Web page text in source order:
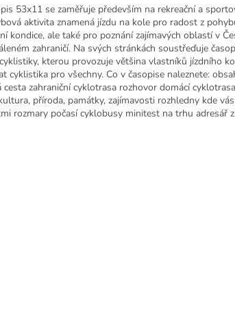
53x11 se zaměřuje především na rekreační a
aktivita znamená jízdu na kole pro radost z
kondice, ale také pro poznání zajímavých oblastí v
zahraničí. Na svých stránkách soustřeďuje
kterou provozuje většina vlastníků jízdního
cyklistika pro všechny. Co v časopise naleznete:
cesta zahraniční cyklotrasa rozhovor domácí
příroda, památky, zajímavosti rozhledny kde
rozmary počasí cyklobusy minitest na trhu